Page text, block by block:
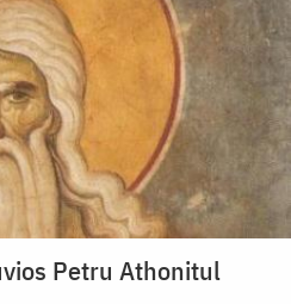
Petru Athonitul